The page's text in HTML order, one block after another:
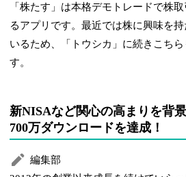
「株たす」は本格デモトレードで株
るアプリです。最近では株に興味を
いるため、「トウシカ」に続きこち
す。
新NISAなど関心の高まりを背
700万ダウンロードを達成！
編集部